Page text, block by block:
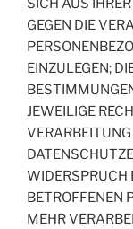
SICH AUS
GEGEN DIE
EINZULEGEN;
JEWEILIGE
WIDERSPRUCH
BETROFFENEN
MEHR